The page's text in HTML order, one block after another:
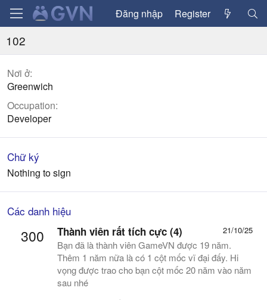
Đăng nhập Register
102
Nơi ở
Greenwich
Occupation
Developer
Chữ ký
Nothing to sign
Các danh hiệu
300 21/10/25
Thành viên rất tích cực (4)
Bạn đã là thành viên GameVN được 19 năm.
Thêm 1 năm nữa là có 1 cột mốc vĩ đại đấy. Hi
vọng được trao cho bạn cột mốc 20 năm vào năm
sau nhé